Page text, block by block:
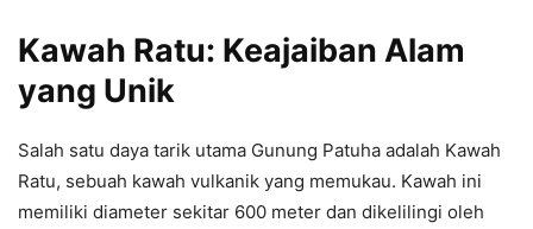
Kawah Ratu: Keajaiban Alam
yang Unik
Salah satu daya tarik utama Gunung Patuha adalah Kawah
Ratu, sebuah kawah vulkanik yang memukau. Kawah ini
memiliki diameter sekitar 600 meter dan dikelilingi oleh